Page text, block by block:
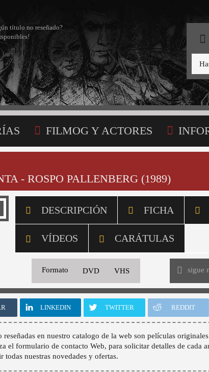
título no reseñado?
FILMOG Y ACTORES
- ROSPO PALLENBERG (1989)
DESCRIPCIÓN FICHA
VÍDEOS CARÁTULAS
Formato DVD VHS sigue
LINKEDIN TWITTER REDDIT
reseñadas en nuestro catalogo de la web son películas
el formulario de contacto Web, para solicitar detalles de cada
todas nuestras novedades y ofertas.